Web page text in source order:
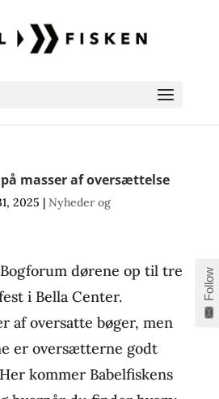
masser af oversættelse
2025 | Nyheder og
dørene op til tre
i Bella Center.
af oversatte bøger, men
er oversætterne godt
kommer Babelfiskens
Follow